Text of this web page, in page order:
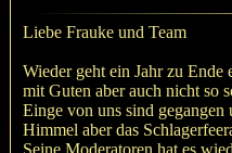
Liebe Frauke und Team
Wieder geht ein Jahr zu Ende
mit Guten aber auch nicht so
Einge von uns sind gegangen
Himmel aber das
Seine Moderatoren hat es